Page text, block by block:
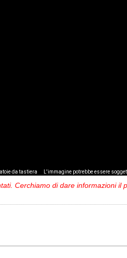
da tastiera L'immagine potrebbe essere
Cerchiamo di dare informazioni il